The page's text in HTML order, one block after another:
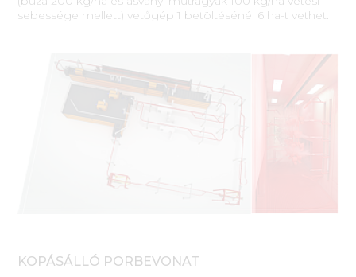
sebessége mellett) vetőgép 1 betöltésénél 6 ha-t vethet.
KOPÁSÁLLÓ PORBEVONAT